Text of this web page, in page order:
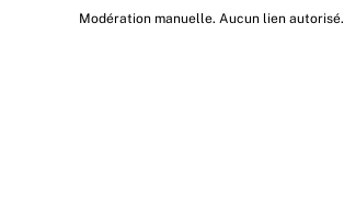
Modération manuelle. Aucun lien autorisé.